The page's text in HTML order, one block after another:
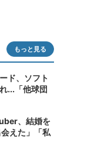
もっと見る
ド、ソフト
...「他球団
、結婚を
えた」「私